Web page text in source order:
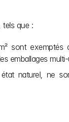
tels que :
sont exemptés
emballages
naturel, ne